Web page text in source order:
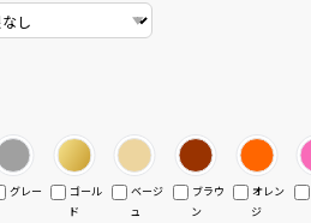
グレー
ゴール
ド
ベージ
ュ
ブラウ
ン
オレン
ジ